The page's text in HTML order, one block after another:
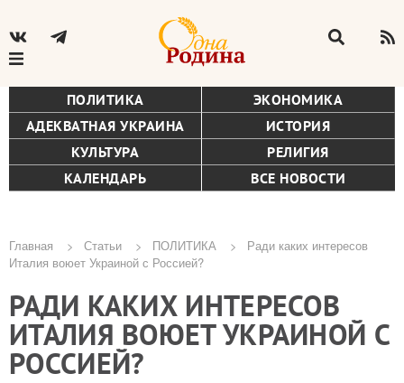
ПОЛИТИКА
ЭКОНОМИКА
АДЕКВАТНАЯ УКРАИНА
ИСТОРИЯ
КУЛЬТУРА
РЕЛИГИЯ
КАЛЕНДАРЬ
ВСЕ НОВОСТИ
Строка
навигации
Главная Статьи ПОЛИТИКА
Ради каких интересов
Италия воюет Украиной с Россией?
РАДИ КАКИХ ИНТЕРЕСОВ
ИТАЛИЯ ВОЮЕТ УКРАИНОЙ С
РОССИЕЙ?